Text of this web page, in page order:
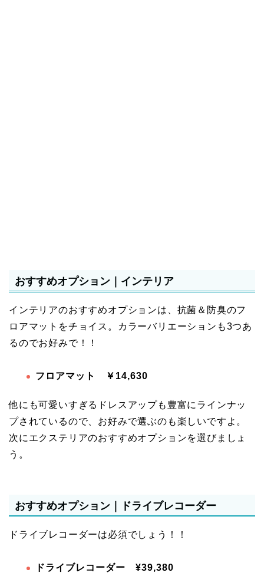
おすすめオプション｜インテリア
インテリアのおすすめオプションは、抗菌＆防臭のフ
ロアマットをチョイス。カラーバリエーションも3つあ
るのでお好みで！！
フロアマット ￥14,630
他にも可愛いすぎるドレスアップも豊富にラインナッ
プされているので、お好みで選ぶのも楽しいですよ。
次にエクステリアのおすすめオプションを選びましょ
う。
おすすめオプション｜ドライブレコーダー
ドライブレコーダーは必須でしょう！！
ドライブレコーダー ¥39,380